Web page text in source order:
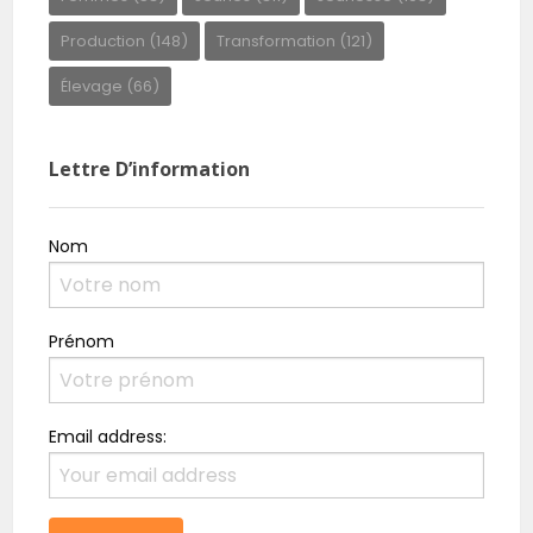
Production (148) Transformation (121)
Élevage (66)
Lettre D’information
Nom
Prénom
Email address: